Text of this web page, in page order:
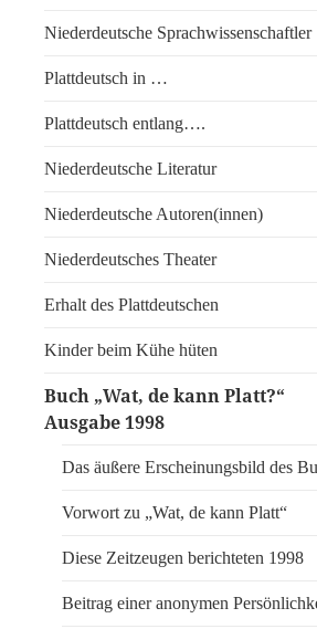
Niederdeutsche Sprachwissenschaftler
Plattdeutsch in …
Plattdeutsch entlang….
Niederdeutsche Literatur
Niederdeutsche Autoren(innen)
Niederdeutsches Theater
Erhalt des Plattdeutschen
Kinder beim Kühe hüten
Buch „Wat, de kann Platt?“
Ausgabe 1998
Das äußere Erscheinungsbild des
Vorwort zu „Wat, de kann Platt“
Diese Zeitzeugen berichteten 1998
Beitrag einer anonymen